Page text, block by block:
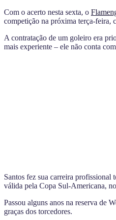
Com o acerto nesta sexta, o
competição na próxima terça-feira,
A contratação de um goleiro era
mais experiente – ele não conta
Santos fez sua carreira
válida pela Copa Sul-Americana,
Passou alguns anos na reserva de
graças dos torcedores.